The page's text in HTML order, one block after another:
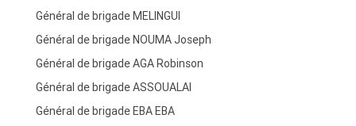
Général de brigade MELINGUI
Général de brigade NOUMA Joseph
Général de brigade AGA Robinson
Général de brigade ASSOUALAI
Général de brigade EBA EBA